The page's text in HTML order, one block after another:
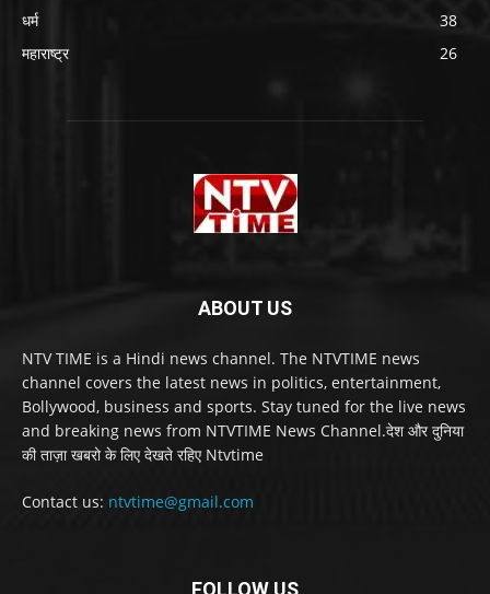
धर्म
38
महाराष्ट्र
26
ABOUT US
NTV TIME is a Hindi news channel. The NTVTIME news
channel covers the latest news in politics, entertainment,
Bollywood, business and sports. Stay tuned for the live news
and breaking news from NTVTIME News Channel.देश और दुनिया
की ताज़ा खबरो के लिए देखते रहिए Ntvtime
Contact us: ntvtime@gmail.com
FOLLOW US